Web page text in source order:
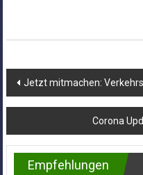
Jetzt mitmachen:
Corona
Empfehlungen